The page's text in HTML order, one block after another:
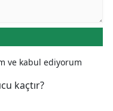
ve kabul ediyorum
kaçtır?